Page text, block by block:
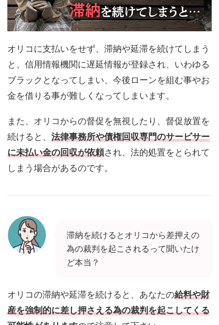
オリコに支払いをせず、滞納や延滞を続けてしまう
と、信用情報機関に遅延情報が登録され、いわゆる
ブラックとなってしまい、今後ローンを組む事やお
金を借りる事が難しくなってしまいます。
また、オリコからの督促を無視したり、督促放置を
続けると、 法律事務所や債権回収専門のサービサー
に未払い金の回収が依頼され、法的処置をとられて
しまう場合があるのです。
滞納を続けるとオリコから差押えの
為の裁判を起こされるって聞いたけ
ど本当？
オリコの滞納や延滞を続けると、あなたの給料や財
産を強制的に差し押さえる為の裁判を起こしてくる